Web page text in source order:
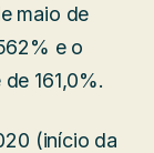
maio de
e o
161,0%.
(início da